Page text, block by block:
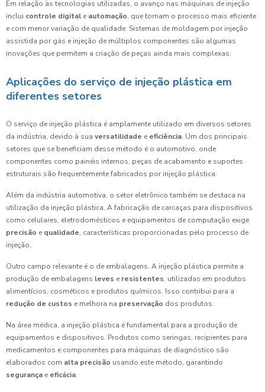
Em relação às tecnologias utilizadas, o avanço nas máquinas de injeção
inclui controle digital e automação, que tornam o processo mais eficiente
e com menor variação de qualidade. Sistemas de moldagem por injeção
assistida por gás e injeção de múltiplos componentes são algumas
inovações que permitem a criação de peças ainda mais complexas.
Aplicações do serviço de injeção plástica em
diferentes setores
O serviço de injeção plástica é amplamente utilizado em diversos setores
da indústria, devido à sua versatilidade e eficiência. Um dos principais
setores que se beneficiam desse método é o automotivo, onde
componentes como painéis internos, peças de acabamento e suportes
estruturais são frequentemente fabricados por injeção plástica.
Além da indústria automotiva, o setor eletrônico também se destaca na
utilização da injeção plástica. A fabricação de carcaças para dispositivos
como celulares, eletrodomésticos e equipamentos de computação exige
precisão e qualidade, características proporcionadas pelo processo de
injeção.
Outro campo relevante é o de embalagens. A injeção plástica permite a
produção de embalagens leves e resistentes, utilizadas em produtos
alimentícios, cosméticos e produtos químicos. Isso contribui para a
redução de custos e melhora na preservação dos produtos.
Na área médica, a injeção plástica é fundamental para a produção de
equipamentos e dispositivos. Produtos como seringas, recipientes para
medicamentos e componentes para máquinas de diagnóstico são
elaborados com alta precisão usando este método, garantindo
segurança e eficácia.